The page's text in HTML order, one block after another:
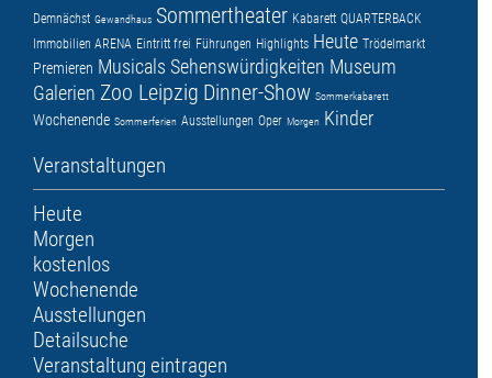
Demnächst Gewandhaus Sommertheater Kabarett QUARTERBACK
Immobilien ARENA Eintritt frei Führungen Highlights Heute Trödelmarkt
Premieren Musicals Sehenswürdigkeiten Museum
Galerien Zoo Leipzig Dinner-Show Sommerkabarett
Wochenende Sommerferien Ausstellungen Oper Morgen Kinder
Veranstaltungen
Heute
Morgen
kostenlos
Wochenende
Ausstellungen
Detailsuche
Veranstaltung eintragen